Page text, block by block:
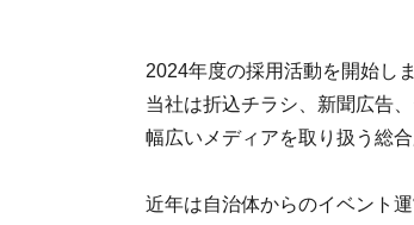
2024年度の採用活動を開始し
当社は折込チラシ、新聞広告
幅広いメディアを取り扱う総合
近年は自治体からのイベント